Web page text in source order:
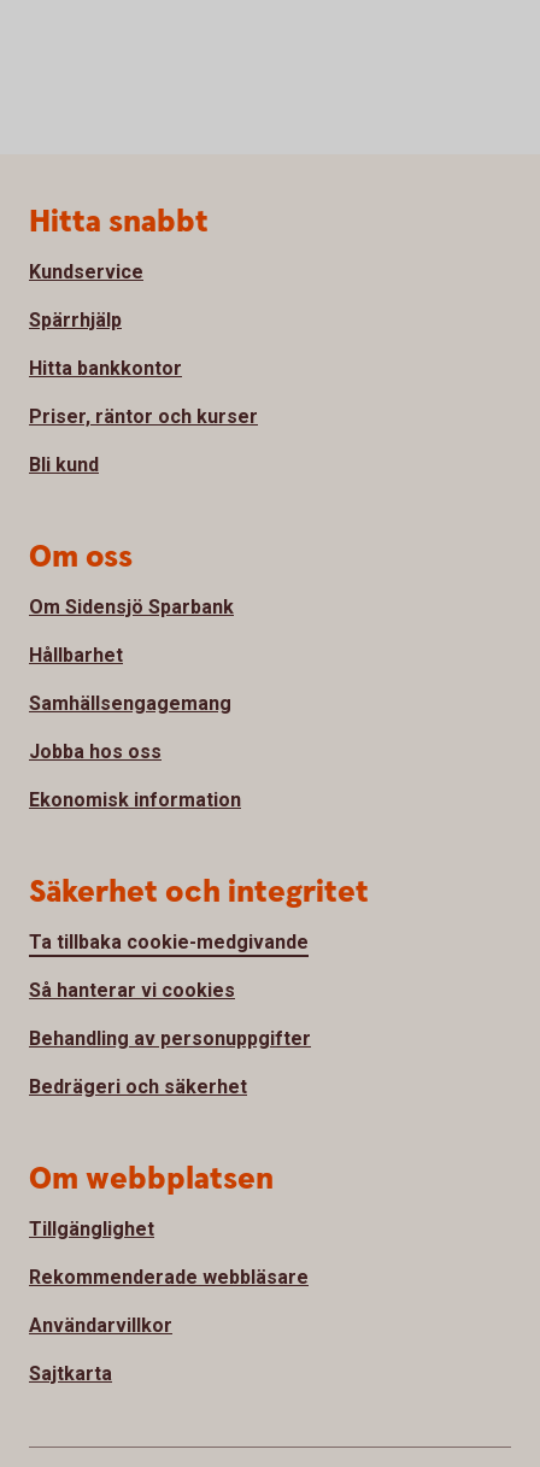
Sidfot
Hitta snabbt
Kundservice
Spärrhjälp
Hitta bankkontor
Priser, räntor och kurser
Bli kund
Om oss
Om Sidensjö Sparbank
Hållbarhet
Samhällsengagemang
Jobba hos oss
Ekonomisk information
Säkerhet och integritet
Ta tillbaka cookie-medgivande
Så hanterar vi cookies
Behandling av personuppgifter
Bedrägeri och säkerhet
Om webbplatsen
Tillgänglighet
Rekommenderade webbläsare
Användarvillkor
Sajtkarta